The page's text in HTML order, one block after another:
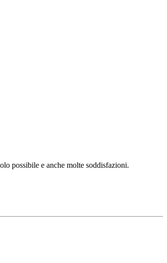
possibile e anche molte soddisfazioni.